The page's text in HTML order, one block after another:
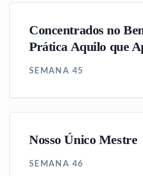
Concentrados no
Prática Aquilo que
SEMANA 45
Nosso Único Mestre
SEMANA 46